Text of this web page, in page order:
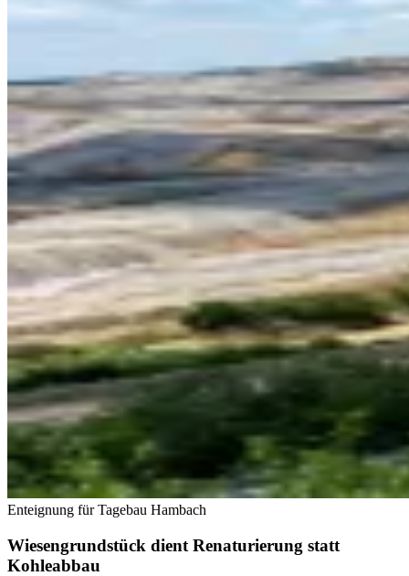
Enteignung für Tagebau Hambach
Wiesengrundstück dient Renaturierung statt
Kohleabbau